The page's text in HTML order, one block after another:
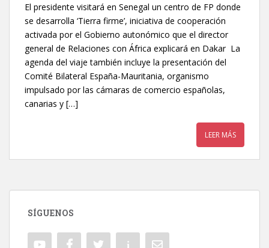
El presidente visitará en Senegal un centro de FP donde
se desarrolla ‘Tierra firme’, iniciativa de cooperación
activada por el Gobierno autonómico que el director
general de Relaciones con África explicará en Dakar La
agenda del viaje también incluye la presentación del
Comité Bilateral España-Mauritania, organismo
impulsado por las cámaras de comercio españolas,
canarias y […]
LEER MÁS
SÍGUENOS